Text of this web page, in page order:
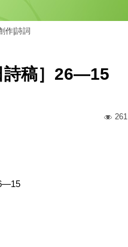
作|詩詞
詩稿］26—15
261